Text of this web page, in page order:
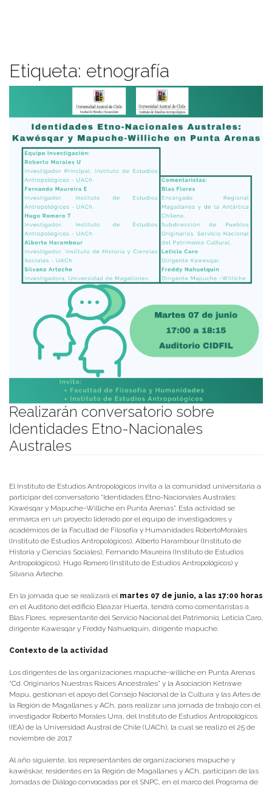
Etiqueta: etnografía
Realizarán conversatorio sobre
Identidades Etno-Nacionales
Australes
El Instituto de Estudios Antropológicos invita a la comunidad universitaria a
participar del conversatorio “Identidades Etno-Nacionales Australes:
Kawésqar y Mapuche-Williche en Punta Arenas”. Esta actividad se
enmarca en un proyecto liderado por el equipo de investigadores y
académicos de la Facultad de Filosofía y Humanidades RobertoMorales
(Instituto de Estudios Antropológicos), Alberto Harambour (Instituto de
Historia y Ciencias Sociales), Fernando Maureira (Instituto de Estudios
Antropológicos), Hugo Romero (Instituto de Estudios Antropológicos) y
Silvana Arteche.
En la jornada que se realizará elmartes 07 de junio, a las 17:00 horas
en el Auditorio del edificio Eleazar Huerta, tendrá como comentaristas a
Blas Flores, representante del Servicio Nacional del Patrimonio; Leticia Caro,
dirigente Kawesqar y Freddy Nahuelquin, dirigente mapuche.
Contexto de la actividad
Los dirigentes de las organizaciones mapuche-williche en Punta Arenas
“Cd. Originarios Nuestras Raíces Ancestrales” y la Asociación Ketrawe
Mapu, gestionan el apoyo del Consejo Nacional de la Cultura y las Artes de
la Región de Magallanes y ACh, para realizar una jornada de trabajo con el
investigador Roberto Morales Urra, del Instituto de Estudios Antropológicos
(IEA) de la Universidad Austral de Chile (UACh), la cual se realizó el 25 de
noviembre de 2017.
Al año siguiente, los representantes de organizaciones mapuche y
kawéskar, residentes en la Región de Magallanes y ACh, participan de las
Jornadas de Diálogo convocadas por el SNPC, en el marco del Programa de